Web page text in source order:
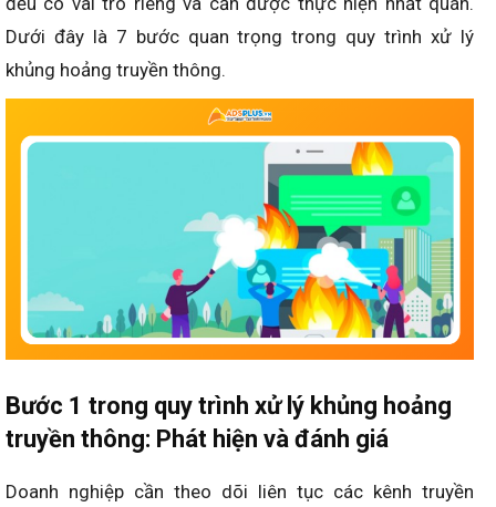
Dưới đây là 7 bước quan trọng trong quy trình xử lý
khủng hoảng truyền thông.
Bước 1 trong quy trình xử lý khủng hoảng
truyền thông: Phát hiện và đánh giá
Doanh nghiệp cần theo dõi liên tục các kênh truyền